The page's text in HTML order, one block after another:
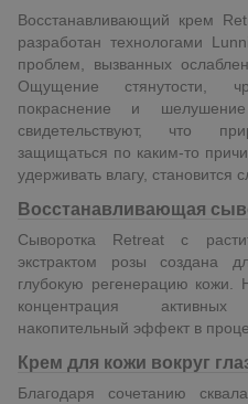
Восстанавливающий крем
разработан технологами
проблем, вызванных
Ощущение стянутости,
покраснение и
свидетельствуют, что
защищаться по каким-то
удерживать влагу, становится
Восстанавливающая
Сыворотка Retreat с
экстрактом розы создана
глубокую регенерацию кожи.
концентрация
накопительный эффект в
Крем для кожи вокруг
Благодаря сочетанию